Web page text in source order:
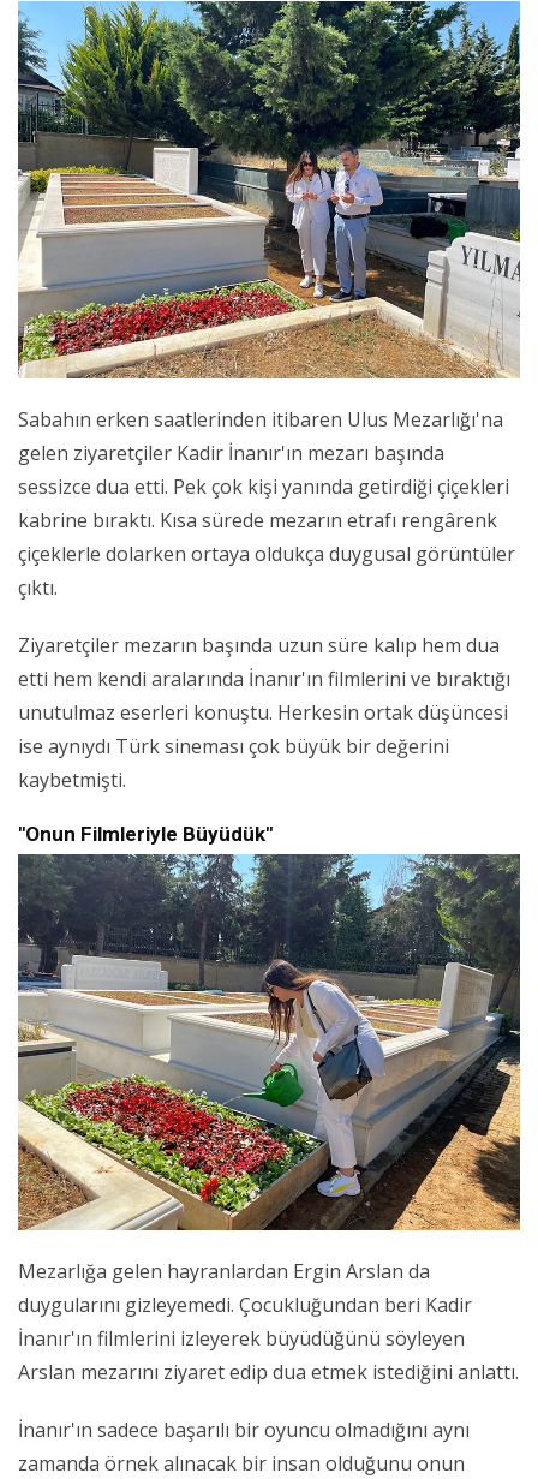
Sabahın erken saatlerinden itibaren Ulus Mezarlığı'na
gelen ziyaretçiler Kadir İnanır'ın mezarı başında
sessizce dua etti. Pek çok kişi yanında getirdiği çiçekleri
kabrine bıraktı. Kısa sürede mezarın etrafı rengârenk
çiçeklerle dolarken ortaya oldukça duygusal görüntüler
çıktı.
Ziyaretçiler mezarın başında uzun süre kalıp hem dua
etti hem kendi aralarında İnanır'ın filmlerini ve bıraktığı
unutulmaz eserleri konuştu. Herkesin ortak düşüncesi
ise aynıydı Türk sineması çok büyük bir değerini
kaybetmişti.
"Onun Filmleriyle Büyüdük"
Mezarlığa gelen hayranlardan Ergin Arslan da
duygularını gizleyemedi. Çocukluğundan beri Kadir
İnanır'ın filmlerini izleyerek büyüdüğünü söyleyen
Arslan mezarını ziyaret edip dua etmek istediğini anlattı.
İnanır'ın sadece başarılı bir oyuncu olmadığını aynı
zamanda örnek alınacak bir insan olduğunu onun